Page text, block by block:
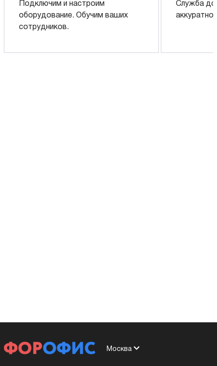
Подключим и настроим
оборудование. Обучим ваших
сотрудников.
Служба
аккуратно
Москва